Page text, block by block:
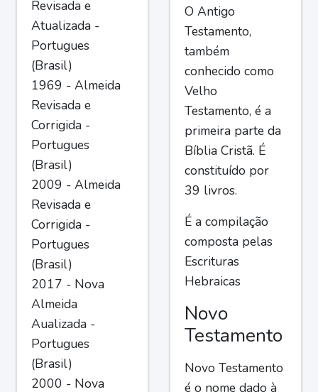
Revisada e
Atualizada -
Portugues
(Brasil)
1969 - Almeida
Revisada e
Corrigida -
Portugues
(Brasil)
2009 - Almeida
Revisada e
Corrigida -
Portugues
(Brasil)
2017 - Nova
Almeida
Aualizada -
Portugues
(Brasil)
2000 - Nova
O Antigo
Testamento,
também
conhecido como
Velho
Testamento, é a
primeira parte da
Bíblia Cristã. É
constituído por
39 livros.
É a compilação
composta pelas
Escrituras
Hebraicas
Novo
Testamento
Novo Testamento
é o nome dado à